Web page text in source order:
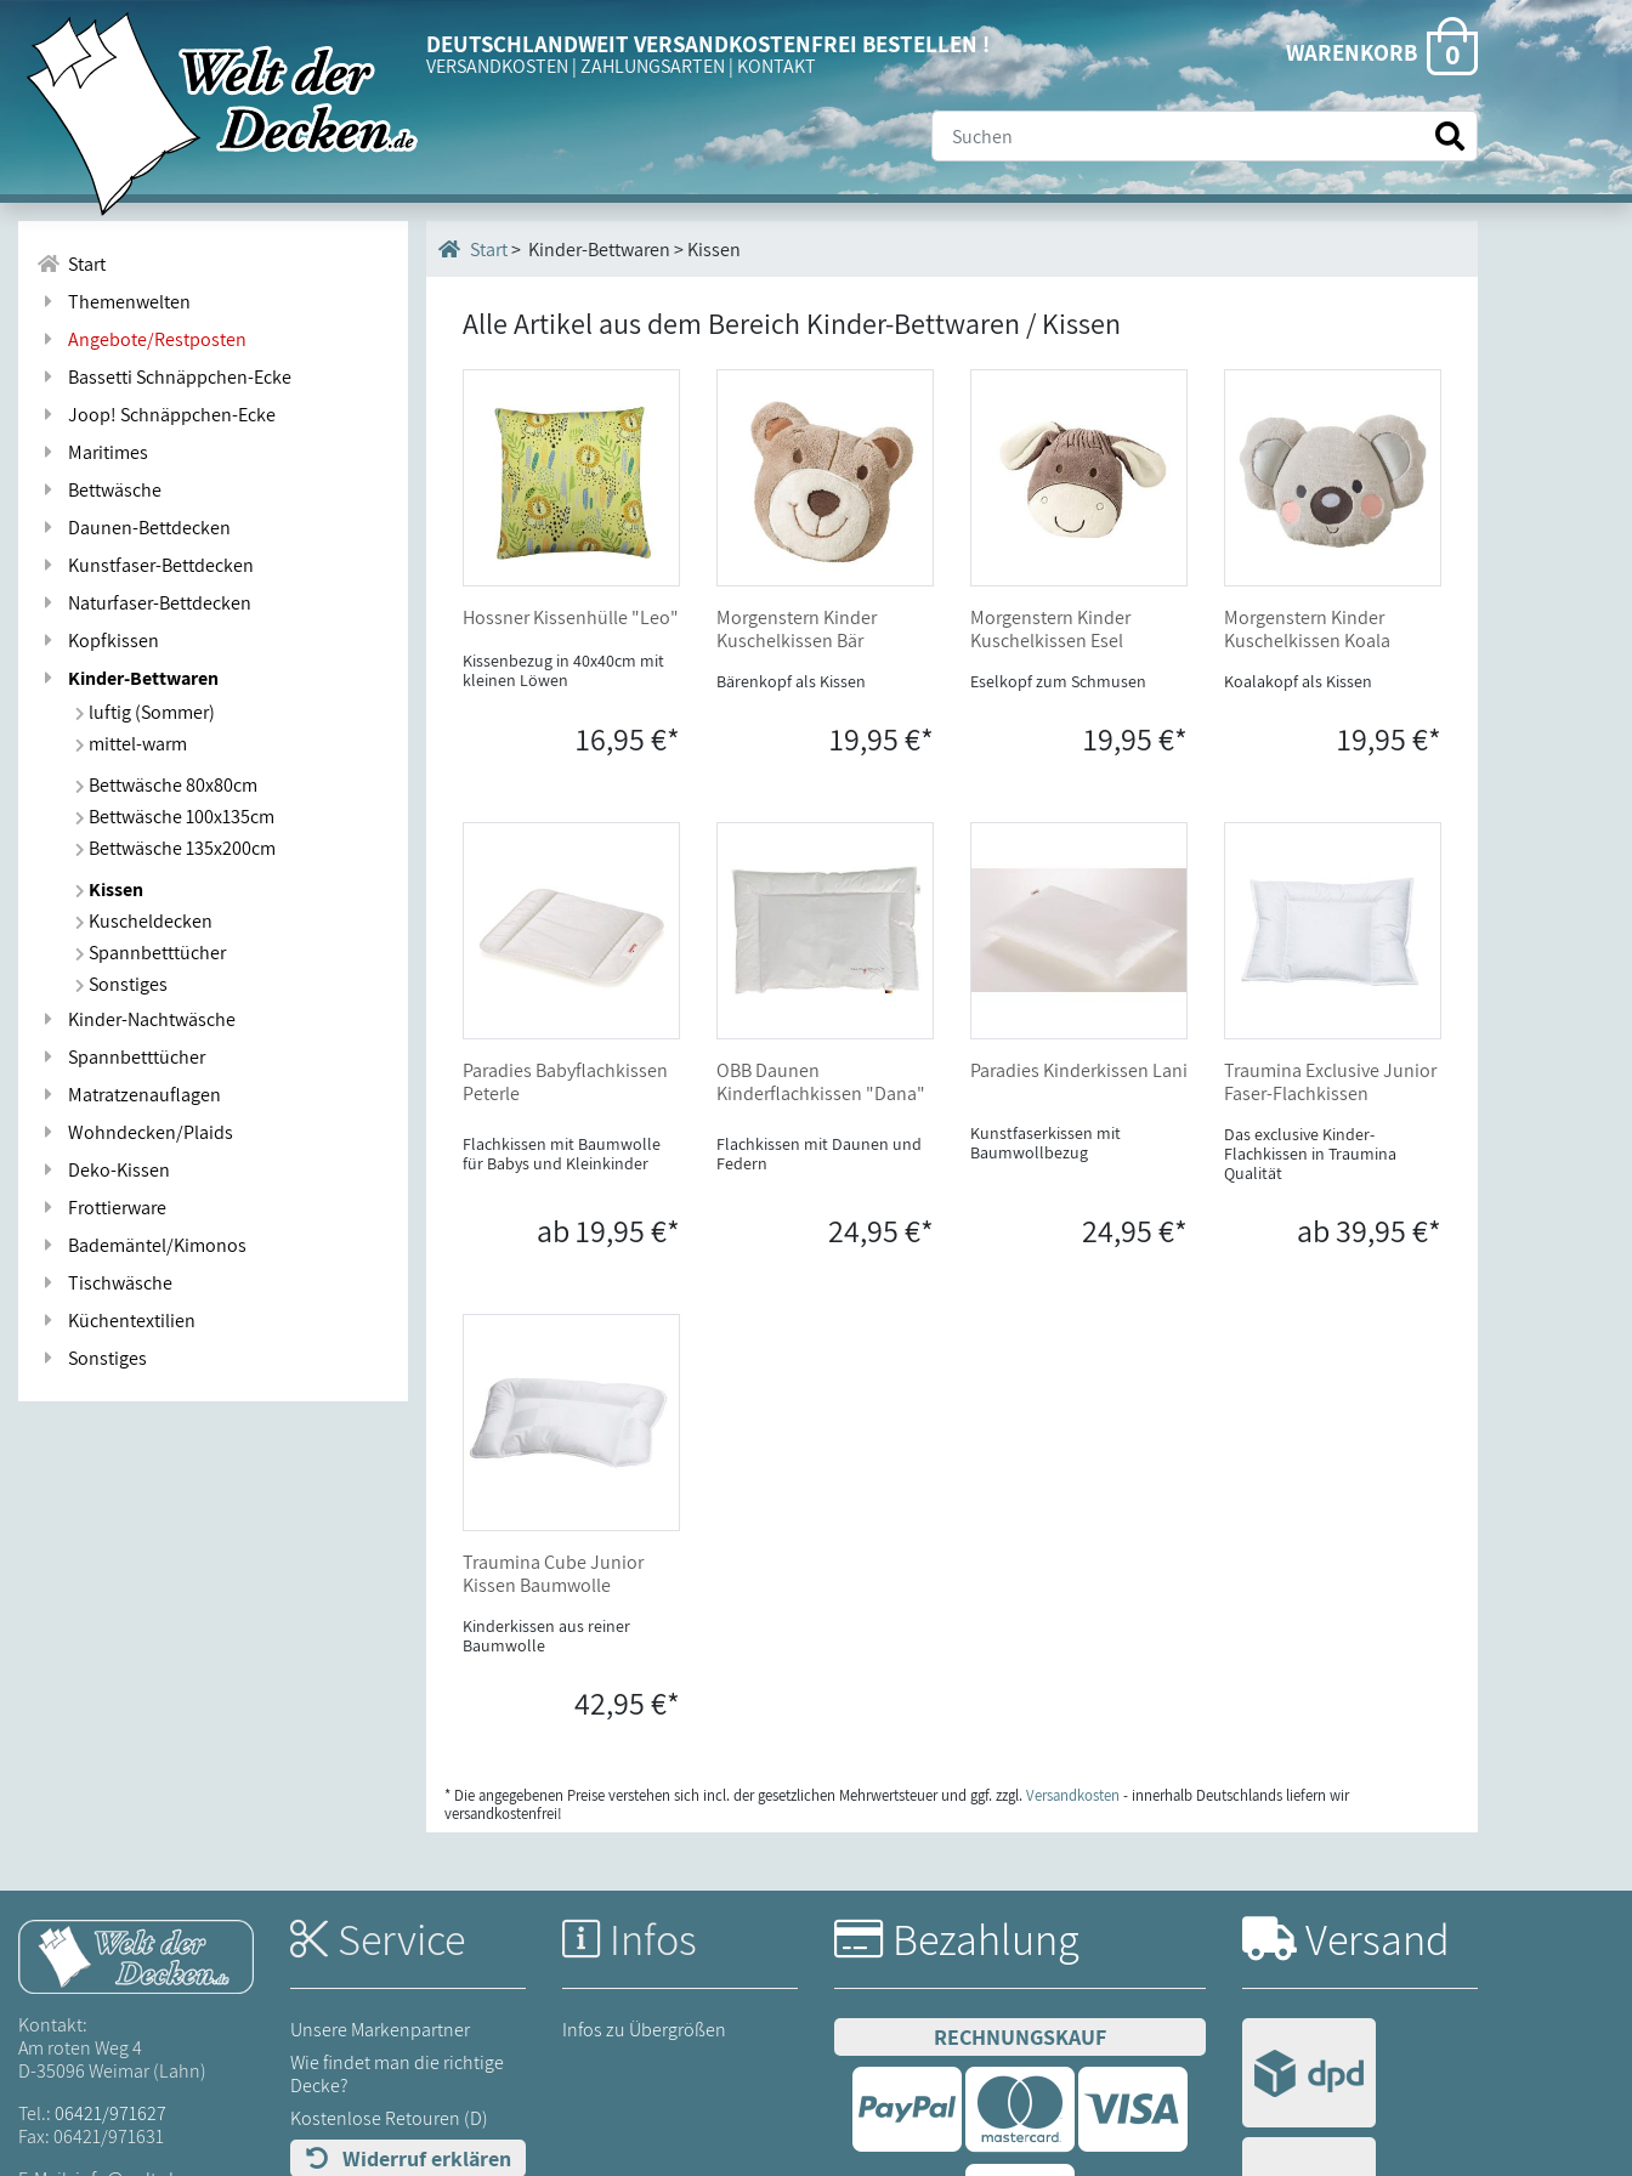
WARENKORB 0
DEUTSCHLANDWEIT VERSANDKOSTENFREI BESTELLEN !
VERSANDKOSTEN |ZAHLUNGSARTEN | KONTAKT
Start
Themenwelten
Angebote/Restposten
Bassetti Schnäppchen-Ecke
Joop! Schnäppchen-Ecke
Maritimes
Bettwäsche
Daunen-Bettdecken
Kunstfaser-Bettdecken
Naturfaser-Bettdecken
Kopfkissen
Kinder-Bettwaren
luftig (Sommer)
mittel-warm
Bettwäsche 80x80cm
Bettwäsche 100x135cm
Bettwäsche 135x200cm
Kissen
Kuscheldecken
Spannbetttücher
Sonstiges
Kinder-Nachtwäsche
Spannbetttücher
Matratzenauflagen
Wohndecken/Plaids
Deko-Kissen
Frottierware
Bademäntel/Kimonos
Tischwäsche
Küchentextilien
Sonstiges
Start> Kinder-Bettwaren > Kissen
Alle Artikel aus dem Bereich Kinder-Bettwaren / Kissen
Hossner Kissenhülle "Leo"
Kissenbezug in 40x40cm mit
kleinen Löwen
16,95 €*
Morgenstern Kinder
Kuschelkissen Bär
Bärenkopf als Kissen
19,95 €*
Morgenstern Kinder
Kuschelkissen Esel
Eselkopf zum Schmusen
19,95 €*
Morgenstern Kinder
Kuschelkissen Koala
Koalakopf als Kissen
19,95 €*
Paradies Babyflachkissen
Peterle
Flachkissen mit Baumwolle
für Babys und Kleinkinder
ab 19,95 €*
OBB Daunen
Kinderflachkissen "Dana"
Flachkissen mit Daunen und
Federn
24,95 €*
Paradies Kinderkissen Lani
Kunstfaserkissen mit
Baumwollbezug
24,95 €*
Traumina Exclusive Junior
Faser-Flachkissen
Das exclusive Kinder-
Flachkissen in Traumina
Qualität
ab 39,95 €*
Traumina Cube Junior
Kissen Baumwolle
Kinderkissen aus reiner
Baumwolle
42,95 €*
* Die angegebenen Preise verstehen sich incl. der gesetzlichen Mehrwertsteuer und ggf. zzgl.Versandkosten - innerhalb Deutschlands liefern wir
versandkostenfrei!
Kontakt:
Am roten Weg 4
D-35096 Weimar (Lahn)
Tel.:06421/971627
Fax: 06421/971631
Service
Unsere Markenpartner
Wie findet man die richtige
Decke?
Kostenlose Retouren (D)
Widerruf erklären
Infos
Infos zu Übergrößen
Bezahlung
RECHNUNGSKAUF
Versand